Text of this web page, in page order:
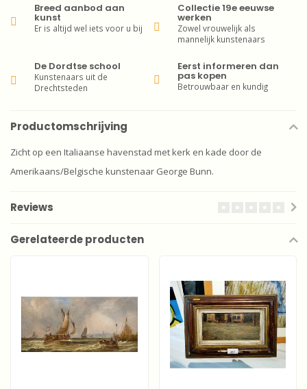
Breed aanbod aan
kunst
Er is altijd wel iets voor u bij
Collectie 19e eeuwse
werken
Zowel vrouwelijk als
mannelijk kunstenaars
De Dordtse school
Kunstenaars uit de
Drechtsteden
Eerst informeren dan
pas kopen
Betrouwbaar en kundig
Productomschrijving
Zicht op een Italiaanse havenstad met kerk en kade door de
Amerikaans/Belgische kunstenaar George Bunn.
Reviews
Gerelateerde producten